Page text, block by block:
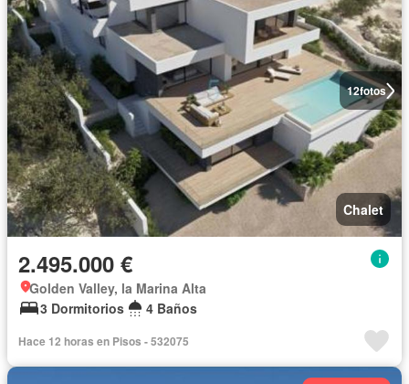
12fotos
Chalet
2.495.000 €
Golden Valley, la Marina Alta
3 Dormitorios
4 Baños
Hace 12 horas en Pisos - 532075